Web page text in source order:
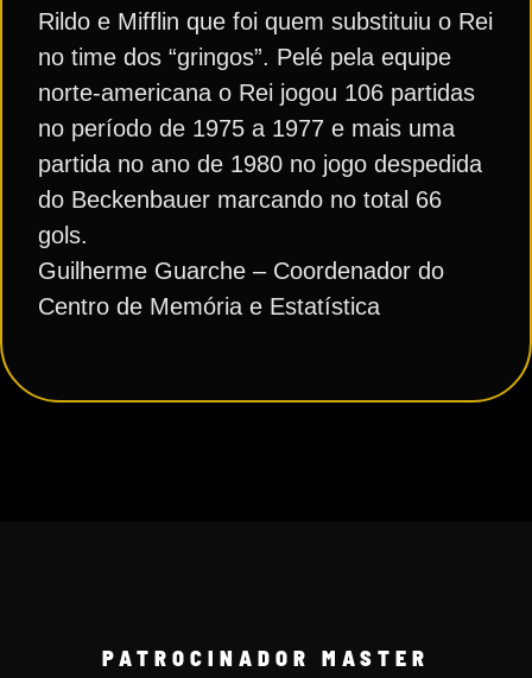
Rildo e Mifflin que foi quem substituiu o Rei
no time dos “gringos”. Pelé pela equipe
norte-americana o Rei jogou 106 partidas
no período de 1975 a 1977 e mais uma
partida no ano de 1980 no jogo despedida
do Beckenbauer marcando no total 66
gols.
Guilherme Guarche – Coordenador do
Centro de Memória e Estatística
PATROCINADOR MASTER